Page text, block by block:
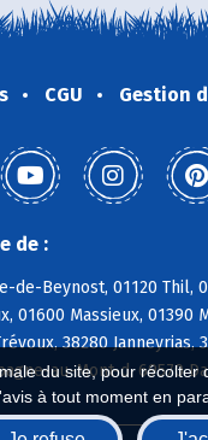
du site, pour
à tout moment en
CGU Gestion
de :
Beynost, 01120 Thil,
01600 Massieux,
38280
au-Mont-d, 69570